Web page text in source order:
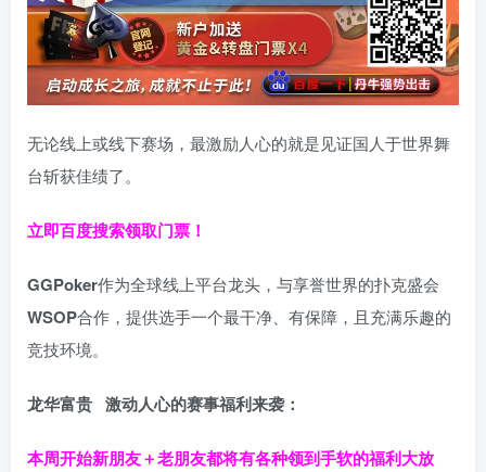
无论线上或线下赛场，最激励人心的就是见证国人于世界舞
台斩获佳绩了。
立即百度搜索领取门票！
GGPoker作为全球线上平台龙头，与享誉世界的扑克盛会
WSOP合作，提供选手一个最干净、有保障，且充满乐趣的
竞技环境。
龙华富贵 激动人心的赛事福利来袭：
本周开始新朋友＋老朋友都将有各种领到手软的福利大放